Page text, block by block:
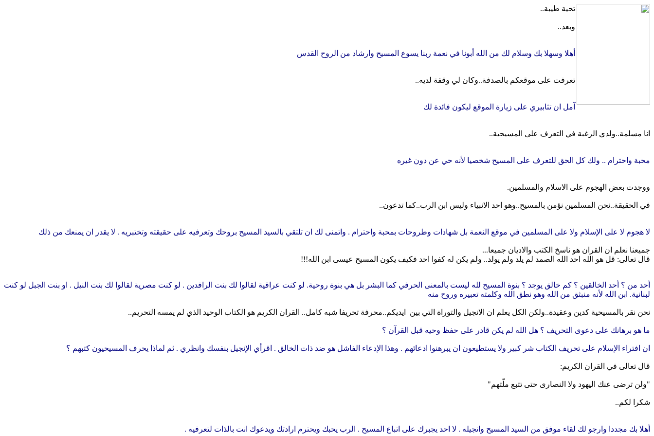
تحية طيبة..
وبعد..
أهلا وسهلا بك وسلام لك من الله أبونا في نعمة ربنا يسوع المسيح وارشاد من الروح القدس
تعرفت على موقعكم بالصدفة..وكان لي وقفة لديه..
آمل ان تثابيري على زيارة الموقع ليكون فائدة لك
انا مسلمة..ولدي الرغبة في التعرف على المسيحية..
محبة واحترام .. ولك كل الحق للتعرف على المسيح شخصيا لأنه حي عن دون غيره
ووجدت بعض الهجوم على الاسلام والمسلمين.
في الحقيقة..نحن المسلمين نؤمن بالمسيح..وهو احد الانبياء وليس ابن الرب..كما تدعون..
لا هجوم لا على الإسلام ولا على المسلمين في موقع النعمة بل شهادات وطروحات بمحبة واحترام . واتمنى لك ان تلتقي بالسيد المسيح بروحك وتعرفيه على حقيقته وتختبريه . لا يقدر ان يمنعك من ذلك
جميعنا نعلم ان القران هو ناسخ الكتب والاديان جميعا...
قال تعالى: قل هو الله احد الله الصمد لم يلد ولم يولد.. ولم يكن له كفوا احد فكيف يكون المسيح عيسى ابن الله!!!
أحد من ؟ أحد الخالقين ؟ كم خالق يوجد ؟ بنوة المسيح لله ليست بالمعنى الحرفي كما البشر بل هي بنوة روحية. لو كنت عراقية لقالوا لك بنت الرافدين . لو كنت مصرية لقالوا لك بنت النيل . او بنت الجبل لو كنت
لبنانية. ابن الله لأنه منبثق من الله وهو نطق الله وكلمته تعبيره وروح منه
نحن نقر بالمسيحية كدين وعقيدة..ولكن الكل يعلم ان الانجيل والتوراة التي بين ايديكم..محرفة تحريفا شبه كامل.. القران الكريم هو الكتاب الوحيد الذي لم يمسه التحريم..
ما هو برهانك على دعوى التحريف ؟ هل الله لم يكن قادر على حفظ وحيه قبل القرآن ؟
ان افتراء الإسلام على تحريف الكتاب شر كبير ولا يستطيعون ان يبرهنوا ادعائهم . وهذا الإدعاء الفاشل هو ضد ذات الخالق . اقرأي الإنجيل بنفسك وانظري . ثم لماذا يحرف المسيحيون كتبهم ؟
قال تعالى في القران الكريم:
"ولن ترضى عنك اليهود ولا النصارى حتى تتبع ملّتهم"
شكرا لكم..
أهلا بك مجددا وارجو لك لقاء موفق من السيد المسيح وانجيله . لا احد يجبرك على اتباع المسيح . الرب يحبك ويحترم ارادتك ويدعوك انت بالذات لتعرفيه .